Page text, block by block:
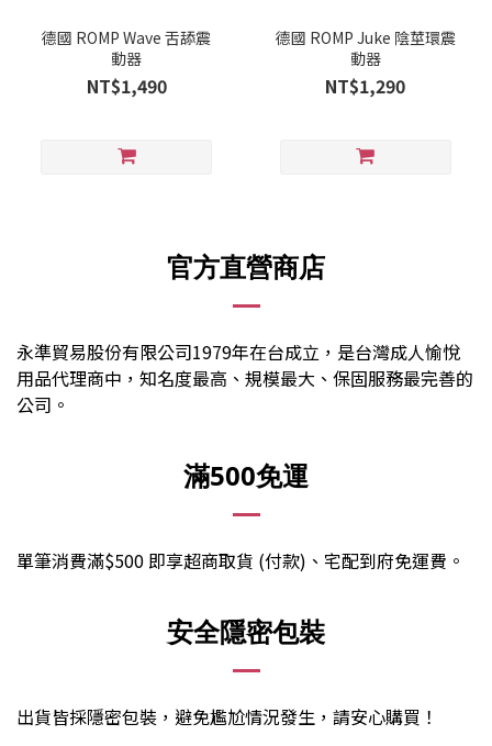
德國 ROMP Wave 舌舔震
動器
NT$1,490
德國 ROMP Juke 陰莖環震
動器
NT$1,290
官方直營商店
永準貿易股份有限公司1979年在台成立，是台灣成人愉悅
用品代理商中，知名度最高、規模最大、保固服務最完善的
公司。
滿500免運
單筆消費滿$500 即享超商取貨 (付款)、宅配到府免運費。
安全隱密包裝
出貨皆採隱密包裝，避免尷尬情況發生，請安心購買 ！